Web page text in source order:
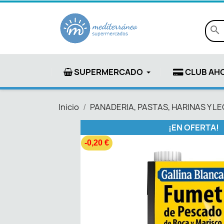
search
SUPERMERCADO CLUB
Inicio
PANADERIA, PASTAS, HARINAS Y
¡EN OFERTA!
-0,20 €